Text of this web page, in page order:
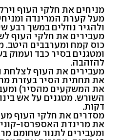
מניחים את חלקי העוף
מעל קערת המרינדה
ולהגיר נוזלים במשך רבע
מעבירים את חלקי העוף
כוס קמח ומערבבים היטב.
ומטגנים בסיר כבד ועמוק
להזהבה.
מעבירים את העוף לצלחת
את תחתית הסיר בעזרת
את המשקעים מהסיר)
דקות.
מסדרים את חלקי העוף
את מרינדת האספרסו-